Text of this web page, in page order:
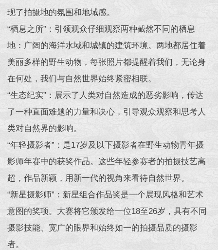
现了拍摄地的氛围和地域感。
“栖息之所”：引领观众仔细观察两种截然不同的栖息
地：广阔的海洋水域和城镇的建筑环境。两地都居住着
美丽多样的野生动物，每张照片都提醒着我们，无论身
在何处，我们与自然世界始终紧密相联。
“生态纪实”：展示了人类对自然造成的恶劣影响，传达
了一种直面难题的力量和决心，引导观众观察和思考人
类对自然界的影响。
“年轻摄影者”：是17岁及以下摄影者在野生动物青年摄
影师年赛中的获奖作品。这些年轻参赛者的拍摄技艺高
超，作品新颖，用新一代的视角来看待自然世界。
“新星摄影师”：新星组合作品奖是一个展现风格和艺术
意图的奖项。大赛将它颁发给一位18至26岁，具有不同
摄影技能、宽广的眼界和始终如一的拍摄品质的摄影
者。